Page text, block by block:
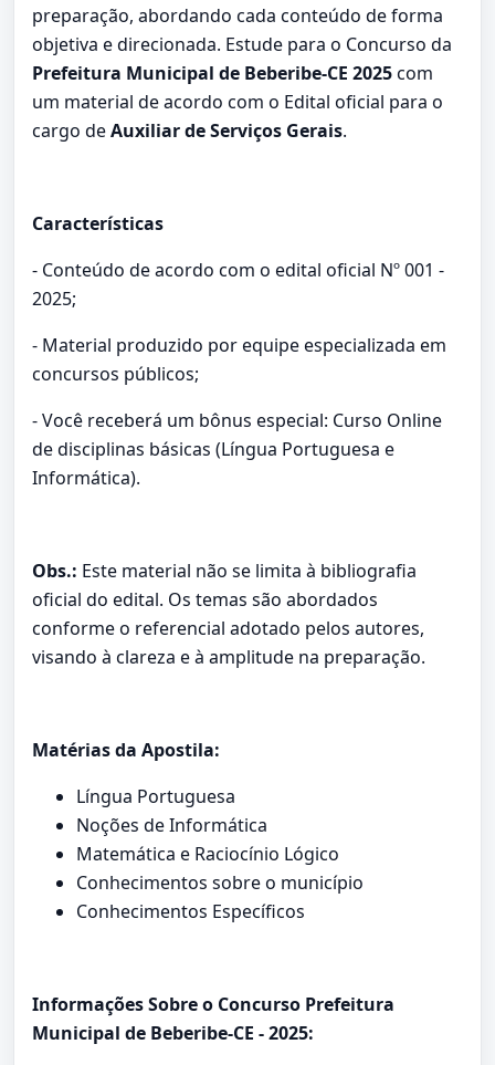
preparação, abordando cada conteúdo de forma
objetiva e direcionada. Estude para o Concurso da
Prefeitura Municipal de Beberibe-CE 2025com
um material de acordo com o Edital oficial para o
cargo deAuxiliar de Serviços Gerais.
Características
- Conteúdo de acordo com o edital oficial Nº 001 -
2025;
- Material produzido por equipe especializada em
concursos públicos;
- Você receberá um bônus especial: Curso Online
de disciplinas básicas (Língua Portuguesa e
Informática).
Obs.: Este material não se limita à bibliografia
oficial do edital. Os temas são abordados
conforme o referencial adotado pelos autores,
visando à clareza e à amplitude na preparação.
Matérias da Apostila:
Língua Portuguesa
Noções de Informática
Matemática e Raciocínio Lógico
Conhecimentos sobre o município
Conhecimentos Específicos
Informações Sobre o Concurso Prefeitura
Municipal de Beberibe-CE - 2025: